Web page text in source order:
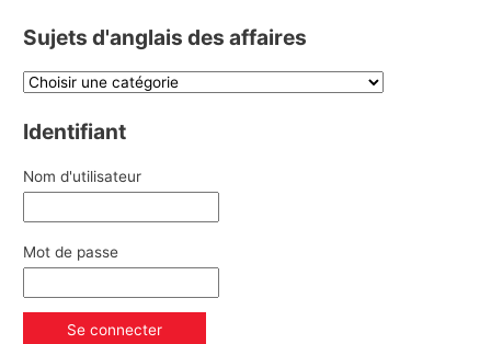
Sujets d'anglais des affaires
Identifiant
Nom d'utilisateur
Mot de passe